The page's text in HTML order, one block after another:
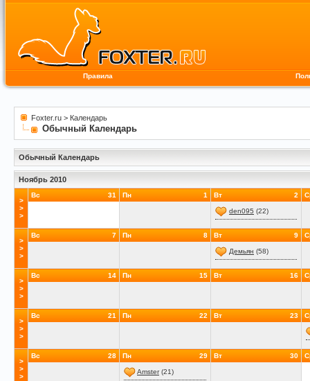
Правила
Foxter.ru > Календарь
Обычный Календарь
Обычный Календарь
Ноябрь 2010
>
>
>
31
Вс 1
Пн 2
Вт
den095 (22)
>
>
>
7
Вс 8
Пн 9
Вт
Демьян (58)
>
>
>
14
Вс 15
Пн 16
Вт
>
>
>
21
Вс 22
Пн 23
Вт
>
>
>
28
Вс 29
Пн
Amster(21)
30
Вт